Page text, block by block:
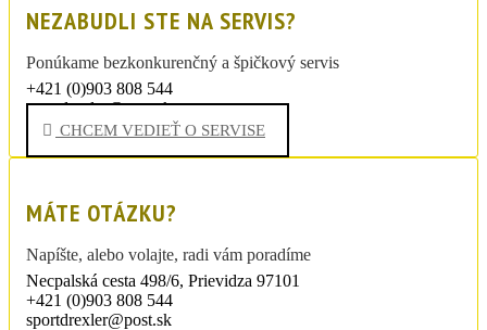
NEZABUDLI STE NA SERVIS?
Ponúkame bezkonkurenčný a špičkový servis
+421 (0)903 808 544
sportdrexler@post.sk
CHCEM VEDIEŤ O SERVISE
MÁTE OTÁZKU?
Napíšte, alebo volajte, radi vám poradíme
Necpalská cesta 498/6, Prievidza 97101
+421 (0)903 808 544
sportdrexler@post.sk